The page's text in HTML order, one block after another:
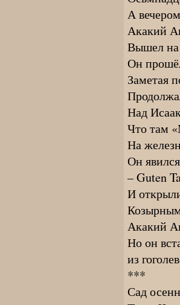
А
Акакий
Вышел
Он
Заметая
Над
Что там
На
Он
– Guten
И
Акакий
Но он
из
***
Сад